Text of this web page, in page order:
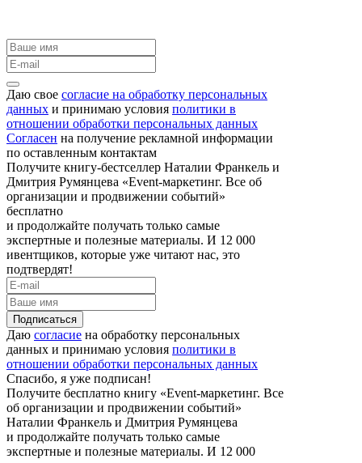
Даю свое согласие на обработку персональных
данных и принимаю условия политики в
отношении обработки персональных данных
Согласен на получение рекламной информации
по оставленным контактам
Получите книгу-бестселлер Наталии Франкель и
Дмитрия Румянцева «Event-маркетинг. Все об
организации и продвижении событий»
бесплатно
и продолжайте получать только самые
экспертные и полезные материалы. И 12 000
ивентщиков, которые уже читают нас, это
подтвердят!
Подписаться
Даю согласие на обработку персональных
данных и принимаю условия политики в
отношении обработки персональных данных
Спасибо, я уже подписан!
Получите бесплатно книгу «Event-маркетинг. Все
об организации и продвижении событий»
Наталии Франкель и Дмитрия Румянцева
и продолжайте получать только самые
экспертные и полезные материалы. И 12 000